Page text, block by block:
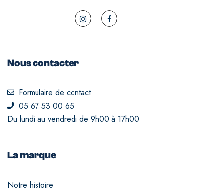
Nous contacter
Formulaire de contact
05 67 53 00 65
Du lundi au vendredi de 9h00 à 17h00
La marque
Notre histoire